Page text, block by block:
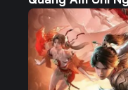
Tập 162
Tập 169
Tập 176